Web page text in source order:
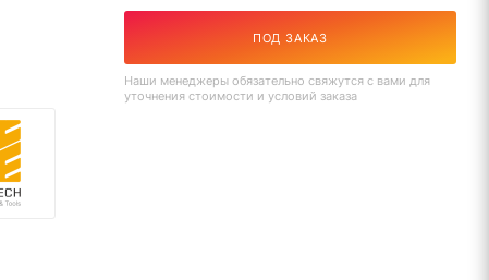
ПОД ЗАКАЗ
Наши менеджеры обязательно свяжутся с вами для
уточнения стоимости и условий заказа